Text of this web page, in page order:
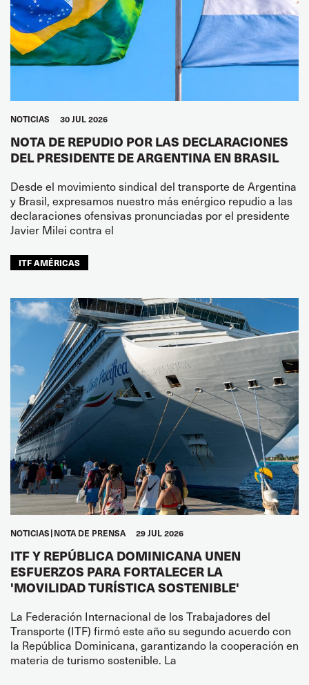
NOTICIAS 30 JUL 2026
NOTA DE REPUDIO POR LAS DECLARACIONES
DEL PRESIDENTE DE ARGENTINA EN BRASIL
Desde el movimiento sindical del transporte de Argentina
y Brasil, expresamos nuestro más enérgico repudio a las
declaraciones ofensivas pronunciadas por el presidente
Javier Milei contra el
ITF AMÉRICAS
NOTICIAS NOTA DE PRENSA 29 JUL 2026
ITF Y REPÚBLICA DOMINICANA UNEN
ESFUERZOS PARA FORTALECER LA
'MOVILIDAD TURÍSTICA SOSTENIBLE'
La Federación Internacional de los Trabajadores del
Transporte (ITF) firmó este año su segundo acuerdo con
la República Dominicana, garantizando la cooperación en
materia de turismo sostenible. La